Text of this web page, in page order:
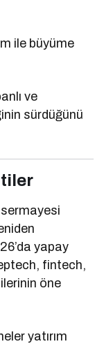
ile büyüme
ve
sürdüğünü
yapay
fintech,
öne
yatırım